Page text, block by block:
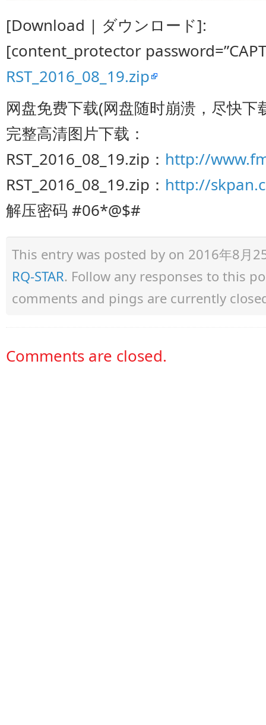
[Download | ダウンロード]:
[content_protector
RST_2016_08_19.zip
网盘免费下载(网盘随时崩溃，尽快下
完整高清图片下载：
RST_2016_08_19.zip： http://
RST_2016_08_19.zip： http://
解压密码 #06*@$#
This entry was posted by on 2016年8月
RQ-STAR. Follow any responses to this
comments and pings are currently
Comments are closed.